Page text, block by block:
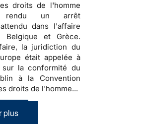
droits de l'homme
rendu un arrêt
dans l'affaire
Belgique et Grèce.
la juridiction du
était appelée à
la conformité du
à la Convention
droits de l'homme...
plus